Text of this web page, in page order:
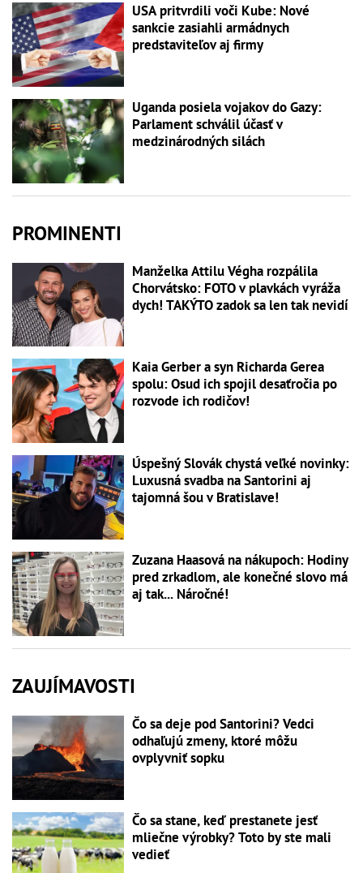
USA pritvrdili voči Kube: Nové
sankcie zasiahli armádnych
predstaviteľov aj firmy
Uganda posiela vojakov do Gazy:
Parlament schválil účasť v
medzinárodných silách
PROMINENTI
Manželka Attilu Végha rozpálila
Chorvátsko: FOTO v plavkách vyráža
dych! TAKÝTO zadok sa len tak nevidí
Kaia Gerber a syn Richarda Gerea
spolu: Osud ich spojil desaťročia po
rozvode ich rodičov!
Úspešný Slovák chystá veľké novinky:
Luxusná svadba na Santorini aj
tajomná šou v Bratislave!
Zuzana Haasová na nákupoch: Hodiny
pred zrkadlom, ale konečné slovo má
aj tak... Náročné!
ZAUJÍMAVOSTI
Čo sa deje pod Santorini? Vedci
odhaľujú zmeny, ktoré môžu
ovplyvniť sopku
Čo sa stane, keď prestanete jesť
mliečne výrobky? Toto by ste mali
vedieť